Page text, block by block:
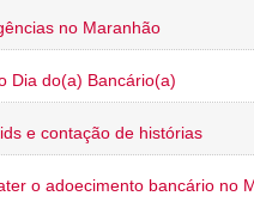
no Maranhão
Dia do(a) Bancário(a)
e contação de histórias
o adoecimento bancário no